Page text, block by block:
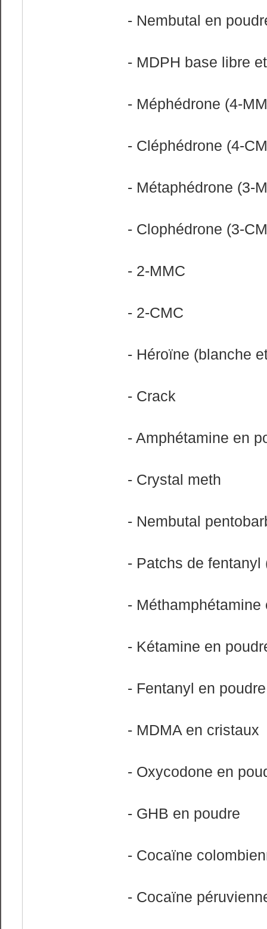
- Nembutal en
- MDPH base libre
- Méphédrone (4-
- Cléphédrone (4-
- Métaphédrone (3-
- Clophédrone (3-
- 2-MMC
- 2-CMC
- Héroïne (blanche
- Crack
- Amphétamine en
- Crystal meth
- Nembutal
- Patchs de fentanyl
- Méthamphétamine
- Kétamine en
- Fentanyl en poudre
- MDMA en cristaux
- Oxycodone en
- GHB en poudre
- Cocaïne
- Cocaïne